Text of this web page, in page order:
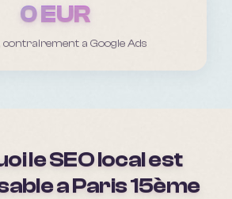
0 EUR
contrairement a Google Ads
le SEO local est
aParis 15ème